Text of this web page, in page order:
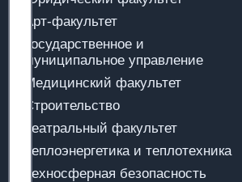
Арт-факультет
Государственное и
муниципальное управление
Медицинский факультет
Строительство
Театральный факультет
Теплоэнергетика и теплотехника
Техносферная безопасность